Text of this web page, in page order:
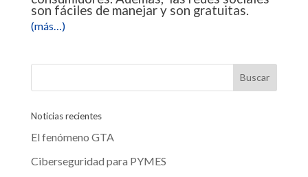
son fáciles de manejar y son gratuitas.
(más…)
Noticias recientes
El fenómeno GTA
Ciberseguridad para PYMES